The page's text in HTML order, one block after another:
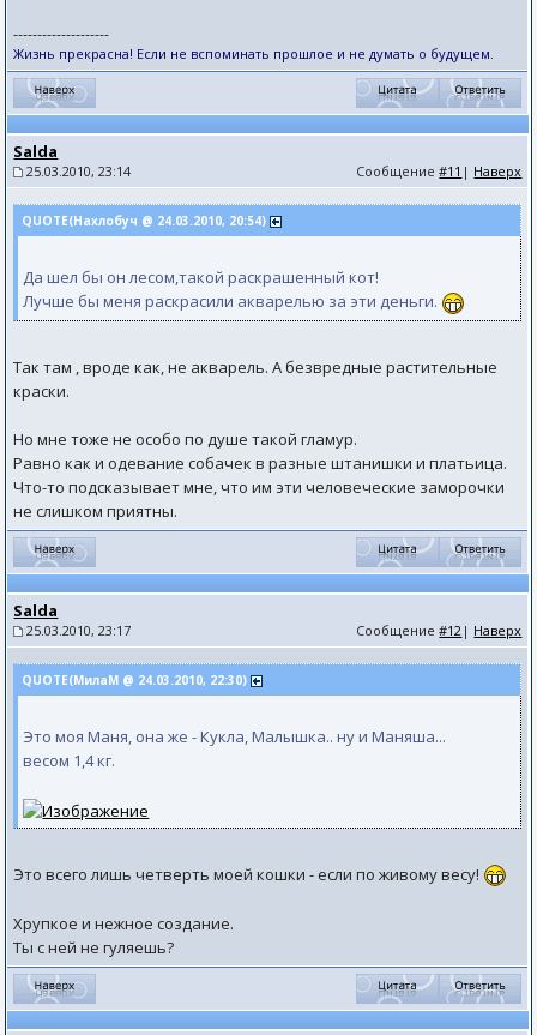
--------------------
Жизнь прекрасна! Если не вспоминать прошлое и не думать о будущем.
Salda
25.03.2010, 23:14 Сообщение#11 | Наверх
QUOTE(Нахлобуч @ 24.03.2010, 20:54)
Да шел бы он лесом,такой раскрашенный кот!
Лучше бы меня раскрасили акварелью за эти деньги.
Так там , вроде как, не акварель. А безвредные растительные
краски.
Но мне тоже не особо по душе такой гламур.
Равно как и одевание собачек в разные штанишки и платьица.
Что-то подсказывает мне, что им эти человеческие заморочки
не слишком приятны.
Salda
25.03.2010, 23:17 Сообщение#12 | Наверх
QUOTE(МилаМ @ 24.03.2010, 22:30)
Это моя Маня, она же - Кукла, Малышка.. ну и Маняша...
весом 1,4 кг.
Это всего лишь четверть моей кошки - если по живому весу!
Хрупкое и нежное создание.
Ты с ней не гуляешь?